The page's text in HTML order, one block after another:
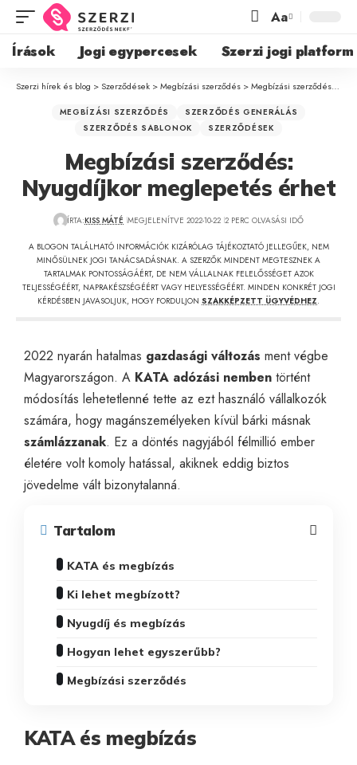
Aa
Írások Jogi egypercesek Szerzi jogi platform
Szerzi hírek és blog > Szerződések >Megbízási szerződés >Megbízási szerződés: Nyugdíjkor meglepetés érhet
MEGBÍZÁSI SZERZŐDÉS
SZERZŐDÉS GENERÁLÁS
SZERZŐDÉS SABLONOK
SZERZŐDÉSEK
Megbízási szerződés:
Nyugdíjkor meglepetés érhet
ÍRTA:KISS MÁTÉ MEGJELENÍTVE 2022-10-22 2 PERC OLVASÁSI IDŐ
A BLOGON TALÁLHATÓ INFORMÁCIÓK KIZÁRÓLAG TÁJÉKOZTATÓ JELLEGŰEK, NEM
MINŐSÜLNEK JOGI TANÁCSADÁSNAK. A SZERZŐK MINDENT MEGTESZNEK A
TARTALMAK PONTOSSÁGÁÉRT, DE NEM VÁLLALNAK FELELŐSSÉGET AZOK
TELJESSÉGÉÉRT, NAPRAKÉSZSÉGÉÉRT VAGY HELYESSÉGÉÉRT. MINDEN KONKRÉT JOGI
KÉRDÉSBEN JAVASOLJUK, HOGY FORDULJON SZAKKÉPZETT ÜGYVÉDHEZ.
2022 nyarán hatalmas gazdasági változás ment végbe
Magyarországon. A KATA adózási nemben történt
módosítás lehetetlenné tette az ezt használó vállalkozók
számára, hogy magánszemélyeken kívül bárki másnak
számlázzanak. Ez a döntés nagyjából félmillió ember
életére volt komoly hatással, akiknek eddig biztos
jövedelme vált bizonytalanná.
Tartalom
KATA és megbízás
Ki lehet megbízott?
Nyugdíj és megbízás
Hogyan lehet egyszerűbb?
Megbízási szerződés
KATA és megbízás